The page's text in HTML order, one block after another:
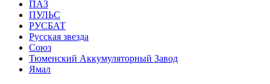
ПАЗ
ПУЛЬС
РУСБАТ
Русская звезда
Союз
Тюменский Аккумуляторный Завод
Ямал